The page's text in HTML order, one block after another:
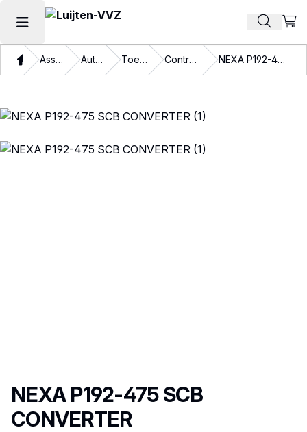
Hoofdmenu openen Zoek
ThuisAssortiment Autolakken Toebehoren Controlemiddelen NEXA P192-475 SCB CONVERTER
Productnaam
NEXA P192-475 SCB
CONVERTER